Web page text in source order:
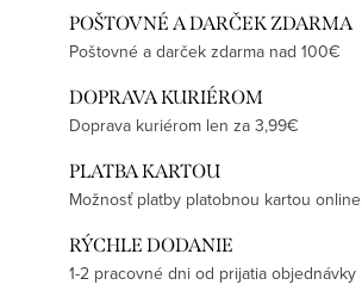
POŠTOVNÉ A DARČEK ZDARMA
Poštovné a darček zdarma nad 100€
DOPRAVA KURIÉROM
Doprava kuriérom len za 3,99€
PLATBA KARTOU
Možnosť platby platobnou kartou online
RÝCHLE DODANIE
1-2 pracovné dni od prijatia objednávky